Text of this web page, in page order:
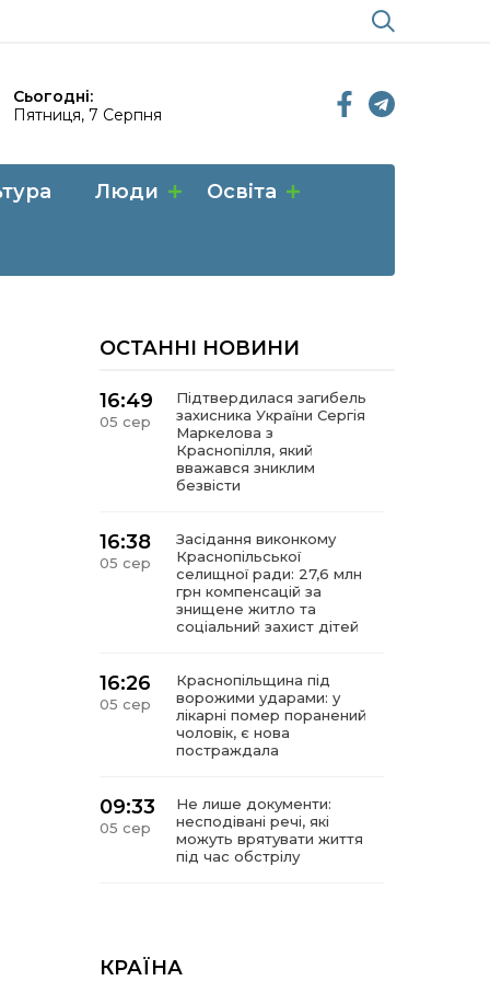
Сьогодні:
Пятниця, 7 Серпня
Люди Освіта
ОСТАННІ НОВИНИ
16:49
05 сер
Підтвердилася загибель
захисника України Сергія
Маркелова з
Краснопілля, який
вважався зниклим
безвісти
16:38
05 сер
Засідання виконкому
Краснопільської
селищної ради: 27,6 млн
грн компенсацій за
знищене житло та
соціальний захист дітей
16:26
05 сер
Краснопільщина під
ворожими ударами: у
лікарні помер поранений
чоловік, є нова
постраждала
09:33
05 сер
Не лише документи:
несподівані речі, які
можуть врятувати життя
під час обстрілу
КРАЇНА